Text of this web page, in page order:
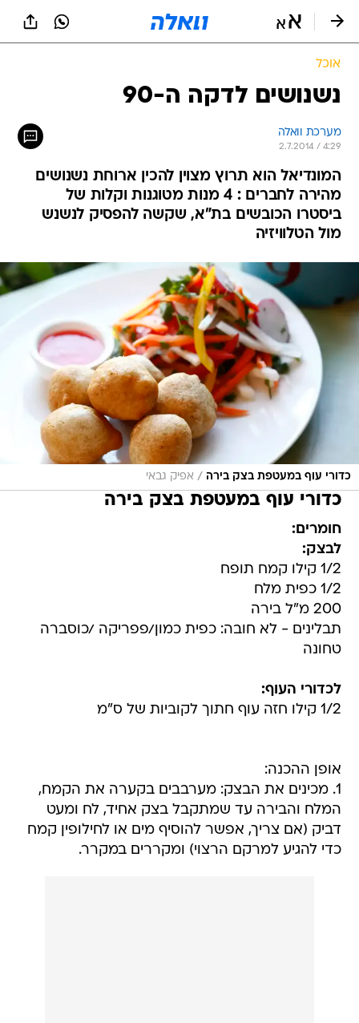
אוכל
נשנושים לדקה ה-90
מערכת וואלה
2.7.2014 / 4:29
המונדיאל הוא תרוץ מצוין להכין ארוחת נשנושים
מהירה לחברים : 4 מנות מטוגנות וקלות של
ביסטרו הכובשים בת"א, שקשה להפסיק לנשנש
מול הטלוויזיה
כדורי עוף במעטפת בצק בירה / אפיק גבאי
כדורי עוף במעטפת בצק בירה
חומרים:
לבצק:
1/2 קילו קמח תופח
1/2 כפית מלח
200 מ"ל בירה
תבלינים - לא חובה: כפית כמון/פפריקה /כוסברה
טחונה
לכדורי העוף:
1/2 קילו חזה עוף חתוך לקוביות של ס"מ
אופן ההכנה:
1. מכינים את הבצק: מערבבים בקערה את הקמח,
המלח והבירה עד שמתקבל בצק אחיד, לח ומעט
דביק (אם צריך, אפשר להוסיף מים או לחילופין קמח
כדי להגיע למרקם הרצוי) ומקררים במקרר.